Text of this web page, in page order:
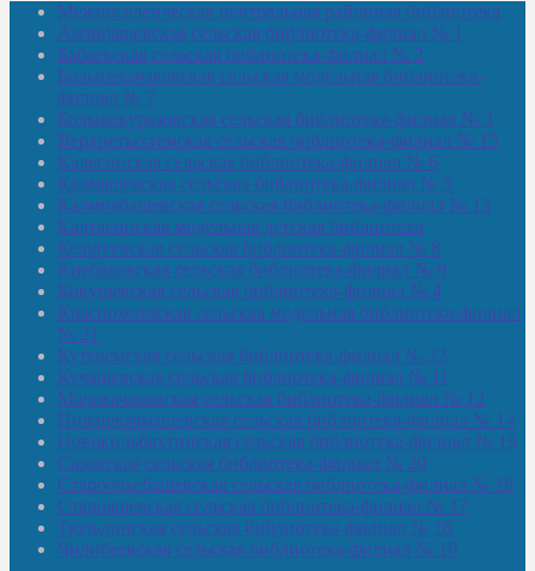
Межпоселенческая центральная районная библиотека
Амзибашевская сельская библиотека-филиал № 1
Бабаевская сельская библиотека-филиал № 2
Большекачаковская сельская модельная библиотека-
филиал № 7
Большекуразовская сельская библиотека-филиал № 3
Верхнетыхтемская сельская библиотека-филиал № 15
Калегинская сельская библиотека-филиал № 6
Калмашевская сельская библиотека-филиал № 5
Калмиябашевская сельская библиотека-филиал № 13
Калтасинская модельная детская библиотека
Кельтеевская сельская библиотека-филиал № 8
Киебаковская сельская библиотека-филиал № 9
Кокушевская сельская библиотека-филиал № 4
Краснохолмская сельская модельная библиотека-филиал
№ 21
Кутеремская сельская библиотека-филиал № 22
Кучашевская сельская библиотека-филиал № 11
Малокачаковская сельская библиотека-филиал № 12
Нижнекачмашевская сельская библиотека-филиал № 14
Новокильбахтинская сельская библиотека-филиал № 19
Сазовская сельская библиотека-филиал № 20
Староорьебашевская сельская библиотека-филиал № 16
Старояшевская сельская библиотека-филиал № 17
Тюльдинская сельская библиотека-филиал № 18
Чилибеевская сельская библиотека-филиал № 10